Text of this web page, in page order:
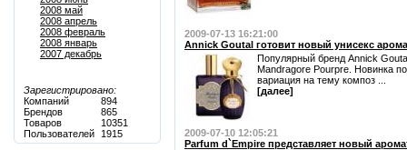
2008 май
2008 апрель
2008 февраль
2008 январь
2007 декабрь
Зарегистрировано:
Компаний
894
Брендов
865
Товаров
10351
Пользователей
1915
2009-07-13 16:21:00
Annick Goutal готовит новый унисекс
Популярный бренд Annick
Mandragore Pourpre. Новинка
вариация на тему композ ...
[далее]
2009-07-10 12:05:21
Parfum d`Empire представляет новый